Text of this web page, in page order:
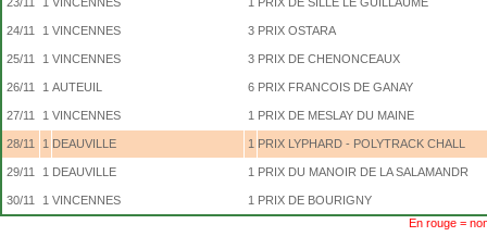
24/11 1 VINCENNES 3 PRIX OSTARA
25/11 1 VINCENNES 3 PRIX DE CHENONCEAUX
26/11 1 AUTEUIL 6 PRIX FRANCOIS DE GANAY
27/11 1 VINCENNES 1 PRIX DE MESLAY DU MAINE
28/11 1 DEAUVILLE 1 PRIX LYPHARD - POLYTRACK CHALL
29/11 1 DEAUVILLE 1 PRIX DU MANOIR DE LA SALAMANDR
30/11 1 VINCENNES 1 PRIX DE BOURIGNY
En rouge =